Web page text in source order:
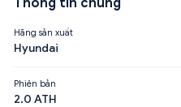
Hãng sản xuất
Hyundai
Phiên bản
2.0 ATH